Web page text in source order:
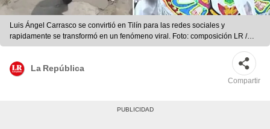
Luis Ángel Carrasco se convirtió en Tilín para las redes sociales y
rapidamente se transformó en un fenómeno viral. Foto: composición LR /
TikTok: @chuchuy12 / Panamericana TV
La República
Compartir